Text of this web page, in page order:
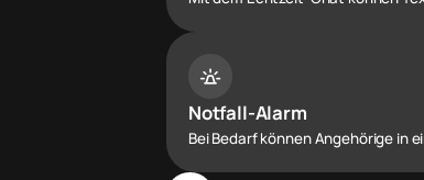
e911_emergency
Notfall-Alarm
Bei Bedarf können Angehörige in